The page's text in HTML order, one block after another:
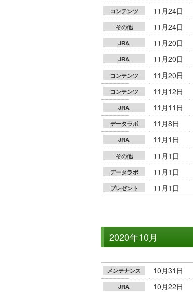
コンテンツ 11月24日
その他 11月24日
JRA 11月20日
JRA 11月20日
コンテンツ 11月20日
コンテンツ 11月12日
JRA 11月11日
データラボ 11月8日
JRA 11月1日
その他 11月1日
データラボ 11月1日
プレゼント 11月1日
2020年10月
メンテナンス 10月31日
JRA 10月22日